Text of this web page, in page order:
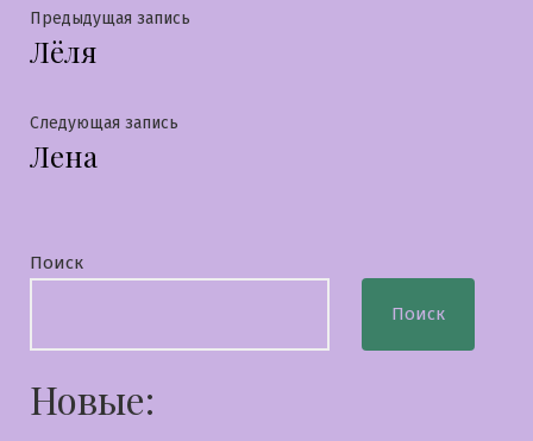
Навигация
по
записям
Предыдущая запись
Лёля
Следующая запись
Лена
Поиск
Поиск
Новые: